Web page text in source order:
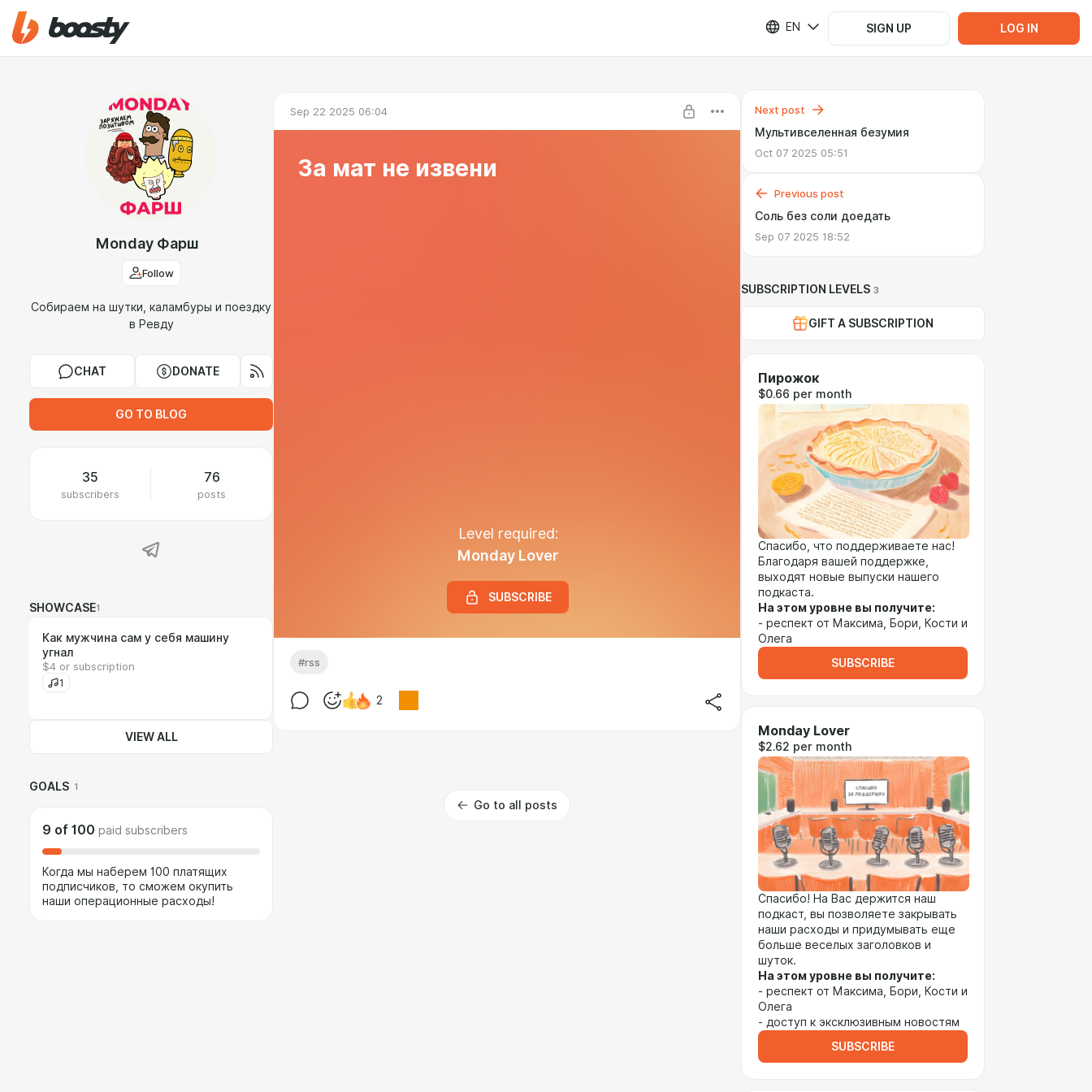
EN SIGN UP LOG IN
Monday Фарш
Follow
Собираем на шутки, каламбуры и поездку
в Ревду
CHAT DONATE
GO TO BLOG
35
subscribers
76
posts
SHOWCASE1
Как мужчина сам у себя машину
угнал
$4 or subscription
1
VIEW ALL
GOALS 1
9 of 100 paid subscribers
Когда мы наберем 100 платящих
подписчиков, то сможем окупить
наши операционные расходы!
Sep 22 2025 06:04
За мат не извени
Level required:
Monday Lover
SUBSCRIBE
#rss
2
Go to all posts
Next post
Мультивселенная безумия
Oct 07 2025 05:51
Previous post
Соль без соли доедать
Sep 07 2025 18:52
SUBSCRIPTION LEVELS 3
GIFT A SUBSCRIPTION
Пирожок
$0.66 per month
Спасибо, что поддерживаете нас!
Благодаря вашей поддержке,
выходят новые выпуски нашего
подкаста.
На этом уровне вы получите:
- респект от Максима, Бори, Кости и
Олега
SUBSCRIBE
Monday Lover
$2.62 per month
Спасибо! На Вас держится наш
подкаст, вы позволяете закрывать
наши расходы и придумывать еще
больше веселых заголовков и
шуток.
На этом уровне вы получите:
- респект от Максима, Бори, Кости и
Олега
- доступ к эксклюзивным новостям
SUBSCRIBE